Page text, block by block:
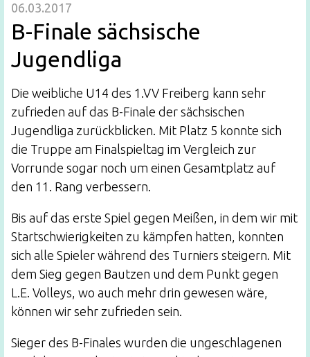
06.03.2017
B-Finale sächsische
Jugendliga
Die weibliche U14 des 1.VV Freiberg kann sehr
zufrieden auf das B-Finale der sächsischen
Jugendliga zurückblicken. Mit Platz 5 konnte sich
die Truppe am Finalspieltag im Vergleich zur
Vorrunde sogar noch um einen Gesamtplatz auf
den 11. Rang verbessern.
Bis auf das erste Spiel gegen Meißen, in dem wir mit
Startschwierigkeiten zu kämpfen hatten, konnten
sich alle Spieler während des Turniers steigern. Mit
dem Sieg gegen Bautzen und dem Punkt gegen
L.E. Volleys, wo auch mehr drin gewesen wäre,
können wir sehr zufrieden sein.
Sieger des B-Finales wurden die ungeschlagenen